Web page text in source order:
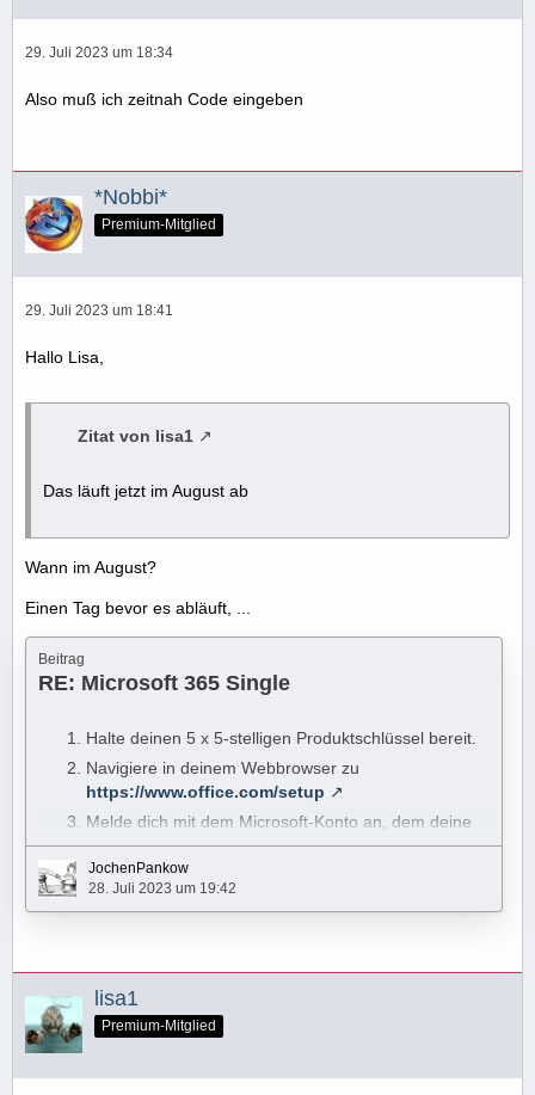
29. Juli 2023 um 18:34
Also muß ich zeitnah Code eingeben
*Nobbi*
Premium-Mitglied
29. Juli 2023 um 18:41
Hallo Lisa,
Zitat von lisa1
Das läuft jetzt im August ab
Wann im August?
Einen Tag bevor es abläuft, ...
Beitrag
RE: Microsoft 365 Single
Halte deinen 5 x 5-stelligen Produktschlüssel bereit.
Navigiere in deinem Webbrowser zu
https://www.office.com/setup
Melde dich mit dem Microsoft-Konto an, dem deine
ablaufende Microsoft-365-Lizenz zugeordnet ist.
Gib den Code ein, wähle unter Land Deutschland
aus und wähle die Sprache deiner Wahl.
Ich habe den Text für dich extra, hoffentlich verständlich
umgeschrieben.
JochenPankow
28. Juli 2023 um 19:42
lisa1
Premium-Mitglied